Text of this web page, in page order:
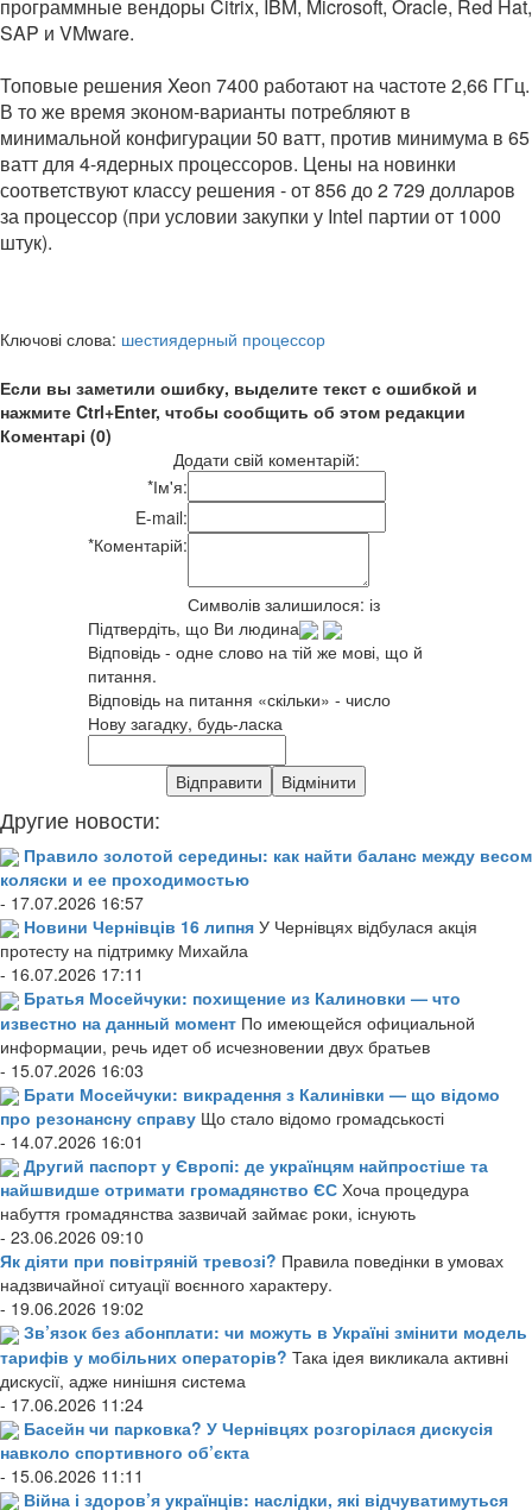
программные вендоры Citrix, IBM, Microsoft, Oracle, Red Hat,
SAP и VMware.
Топовые решения Xeon 7400 работают на частоте 2,66 ГГц.
В то же время эконом-варианты потребляют в
минимальной конфигурации 50 ватт, против минимума в 65
ватт для 4-ядерных процессоров. Цены на новинки
соответствуют классу решения - от 856 до 2 729 долларов
за процессор (при условии закупки у Intel партии от 1000
штук).
Ключові слова: шестиядерный процессор
Если вы заметили ошибку, выделите текст с ошибкой и
нажмите Ctrl+Enter, чтобы сообщить об этом редакции
Коментарі (0)
Додати свій коментарій:
*Ім'я:
E-mail:
*Коментарій:
Символів залишилося: із
Підтвердіть, що Ви людина
Відповідь - одне слово на тій же мові, що й
питання.
Відповідь на питання «скільки» - число
Нову загадку, будь-ласка
Другие новости:
Правило золотой середины: как найти баланс между весом
коляски и ее проходимостью
- 17.07.2026 16:57
Новини Чернівців 16 липня У Чернівцях відбулася акція
протесту на підтримку Михайла
- 16.07.2026 17:11
Братья Мосейчуки: похищение из Калиновки — что
известно на данный момент По имеющейся официальной
информации, речь идет об исчезновении двух братьев
- 15.07.2026 16:03
Брати Мосейчуки: викрадення з Калинівки — що відомо
про резонансну справу Що стало відомо громадськості
- 14.07.2026 16:01
Другий паспорт у Європі: де українцям найпростіше та
найшвидше отримати громадянство ЄС Хоча процедура
набуття громадянства зазвичай займає роки, існують
- 23.06.2026 09:10
Як діяти при повітряній тревозі? Правила поведінки в умовах
надзвичайної ситуації воєнного характеру.
- 19.06.2026 19:02
Зв’язок без абонплати: чи можуть в Україні змінити модель
тарифів у мобільних операторів? Така ідея викликала активні
дискусії, адже нинішня система
- 17.06.2026 11:24
Басейн чи парковка? У Чернівцях розгорілася дискусія
навколо спортивного об’єкта
- 15.06.2026 11:11
Війна і здоров’я українців: наслідки, які відчуватимуться